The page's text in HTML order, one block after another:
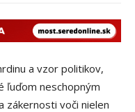
a vzor politikov,
ľuďom neschopným
zákernosti voči nielen